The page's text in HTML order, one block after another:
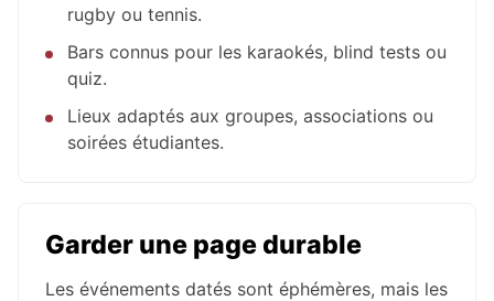
rugby ou tennis.
Bars connus pour les karaokés, blind tests ou
quiz.
Lieux adaptés aux groupes, associations ou
soirées étudiantes.
Garder une page durable
Les événements datés sont éphémères, mais les